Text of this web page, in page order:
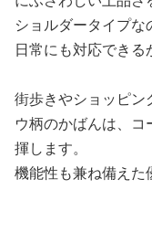
ショルダータイプ
日常にも対応できる
街歩きやショッピン
ウ柄のかばんは、
揮します。
機能性も兼ね備えた